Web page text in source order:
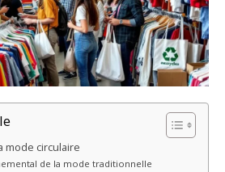
mode circulaire
de la mode traditionnelle